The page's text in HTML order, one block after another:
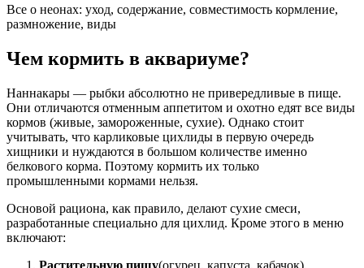
Все о неонах: уход, содержание, совместимость кормление,
размножение, виды
Чем кормить в аквариуме?
Наннакары — рыбки абсолютно не привередливые в пище.
Они отличаются отменным аппетитом и охотно едят все виды
кормов (живые, замороженные, сухие). Однако стоит
учитывать, что карликовые цихлиды в первую очередь
хищники и нуждаются в большом количестве именно
белкового корма. Поэтому кормить их только
промышленными кормами нельзя.
Основой рациона, как правило, делают сухие смеси,
разработанные специально для цихлид. Кроме этого в меню
включают:
Растительную пищу(огурец, капуста, кабачок).